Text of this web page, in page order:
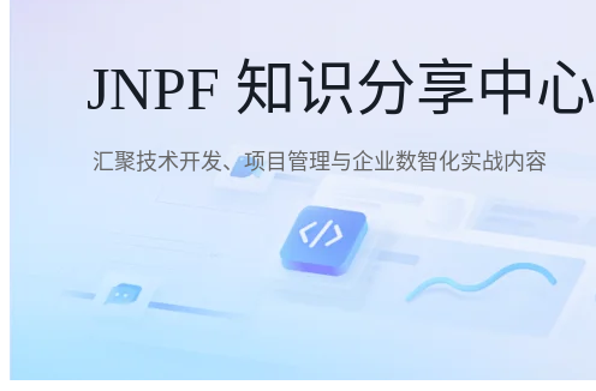
JNPF 知识分享中心
汇聚技术开发、项目管理与企业数智化实战内容